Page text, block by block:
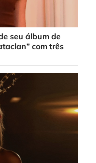
seu álbum de
com três